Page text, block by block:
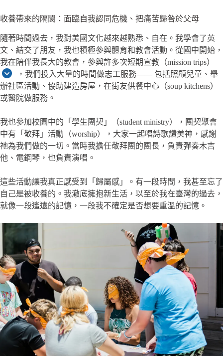
收養帶來的隔閡：面臨自我認同危機、把痛苦歸咎於父母
隨著時間過去，我對美國文化越來越熟悉、自在。我學會了英
文、結交了朋友，我也積極參與體育和教會活動。從國中開始，
我在陪伴我長大的教會，參與許多次短期宣教（mission trips）
，我們投入大量的時間做志工服務—— 包括照顧兒童、舉
辦社區活動、協助建造房屋，在街友供餐中心（soup kitchens）
或醫院做服務。
我也參加校園中的「學生團契」（student ministry），團契聚會
中有「敬拜」活動（worship），大家一起唱詩歌讚美神，感謝
祂為我們做的一切。當時我擔任敬拜團的團長，負責彈奏木吉
他、電鋼琴，也負責演唱。
這些活動讓我真正感受到「歸屬感」。有一段時間，我甚至忘了
自己是被收養的。我澈底擁抱新生活，以至於我在臺灣的過去，
就像一段遙遠的記憶，一段我不確定是否想要重溫的記憶。